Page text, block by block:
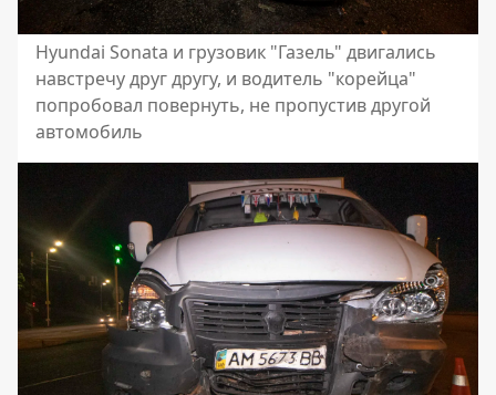
Hyundai Sonata и грузовик "Газель" двигались
навстречу друг другу, и водитель "корейца"
попробовал повернуть, не пропустив другой
автомобиль